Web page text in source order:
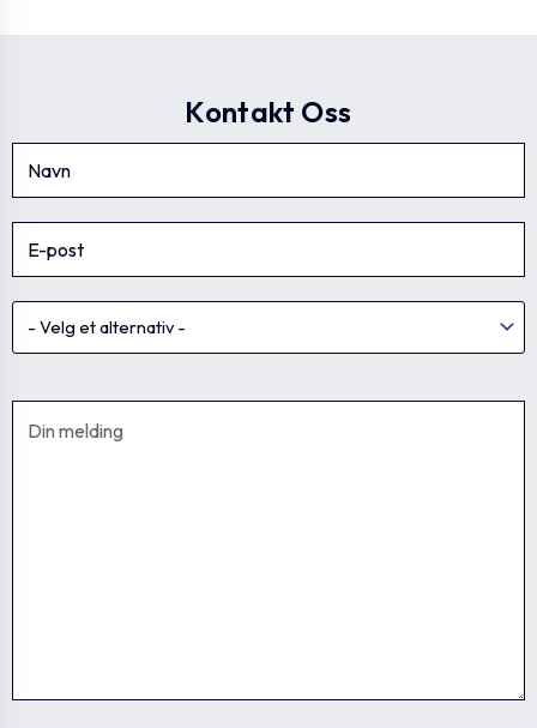
Kontakt Oss